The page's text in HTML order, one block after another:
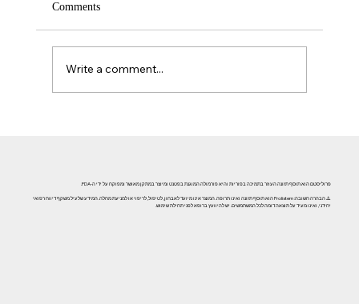
Comments
Write a comment...
פרוליסטם הוא תוסף תזונה העוזר בתמיכה בפוריות והיא פורמולה המוגנת בפטנט ומיוצר במתקן מאושר ומפוקח על ידי ה-FDA.
⚠️ הבהרה חשובה: Prolistem הוא תוסף תזונה ואינו תרופה. המוצר אינו מיועד לאבחון, לטיפול, לריפוי או למניעת מחלה. המידע שלעיל משקף דיווח רפואי
יחידני, ואינו מעיד על תוצאה דומה לכל המשתמשים. יש להיוועץ ברופא לפני תחילת שימוש.